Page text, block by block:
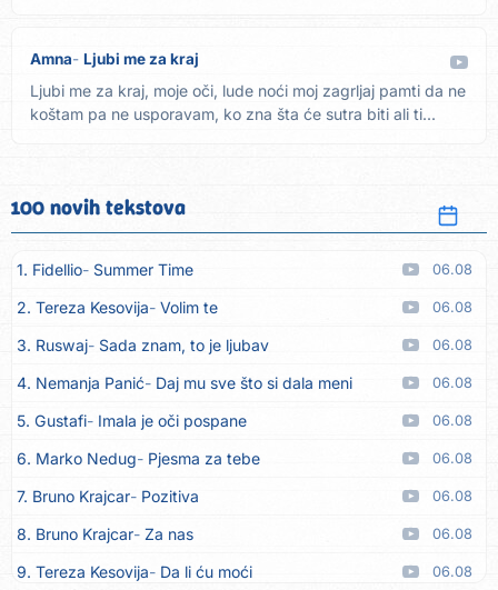
Amna Ljubi me za kraj
Ljubi me za kraj, moje oči, lude noći moj zagrljaj pamti da ne
koštam pa ne usporavam, ko zna šta će sutra biti ali ti...
100 novih tekstova
1. Fidellio Summer Time 06.08
2. Tereza Kesovija Volim te 06.08
3. Ruswaj Sada znam, to je ljubav 06.08
4. Nemanja Panić Daj mu sve što si dala meni 06.08
5. Gustafi Imala je oči pospane 06.08
6. Marko Nedug Pjesma za tebe 06.08
7. Bruno Krajcar Pozitiva 06.08
8. Bruno Krajcar Za nas 06.08
9. Tereza Kesovija Da li ću moći 06.08